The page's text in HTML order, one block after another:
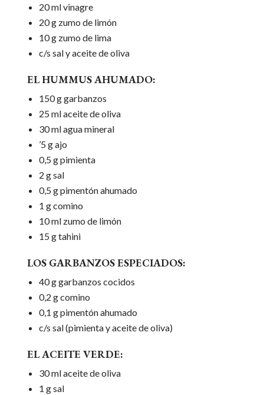
20 ml vinagre
20 g zumo de limón
10 g zumo de lima
c/s sal y aceite de oliva
EL HUMMUS AHUMADO:
150 g garbanzos
25 ml aceite de oliva
30 ml agua mineral
’5 g ajo
0,5 g pimienta
2 g sal
0,5 g pimentón ahumado
1 g comino
10 ml zumo de limón
15 g tahini
LOS GARBANZOS ESPECIADOS:
40 g garbanzos cocidos
0,2 g comino
0,1 g pimentón ahumado
c/s sal (pimienta y aceite de oliva)
EL ACEITE VERDE:
30 ml aceite de oliva
1 g sal